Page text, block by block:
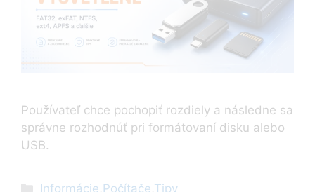
Používateľ chce pochopiť rozdiely a následne sa
správne rozhodnúť pri formátovaní disku alebo
USB.
Kategórie
Informácie Počítače Tipy